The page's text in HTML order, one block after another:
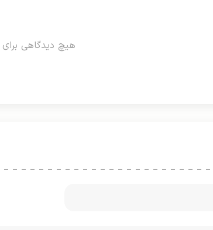
هیچ دیدگاهی